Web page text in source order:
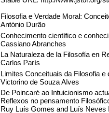
Filosofia e Verdade Moral:
António Durão
Conhecimento científico e
Cassiano Abranches
La Naturaleza de la Filosofía en
Carlos París
Limites Conceituais da Filosofia
Victorino de Souza Alves
De Poincaré ao Intuicionismo
Reflexos no pensamento
Ruy Luís Gomes and Luís Neves